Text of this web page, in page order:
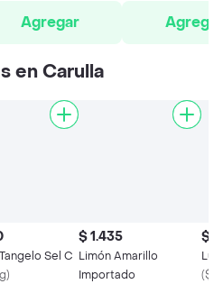
Agregar
Agregar
en Carulla
Sel C
)
$ 1.435
Limón Amarillo
Importado
$
(